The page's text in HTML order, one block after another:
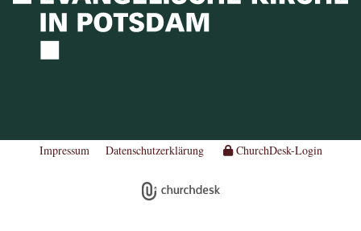
Impressum Datenschutzerklärung ChurchDesk-Login